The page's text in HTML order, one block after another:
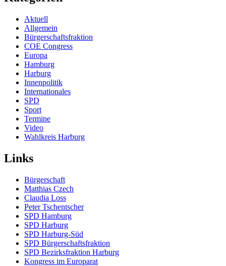
Aktuell
Allgemein
Bürgerschaftsfraktion
COE Congress
Europa
Hamburg
Harburg
Innenpolitik
Internationales
SPD
Sport
Termine
Video
Wahlkreis Harburg
Links
Bürgerschaft
Matthias Czech
Claudia Loss
Peter Tschentscher
SPD Hamburg
SPD Harburg
SPD Harburg-Süd
SPD Bürgerschaftsfraktion
SPD Bezirksfraktion Harburg
Kongress im Europarat